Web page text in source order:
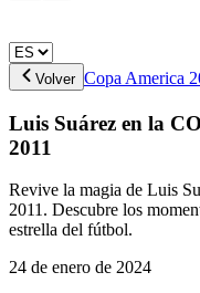
Volver Copa America
Luis Suárez en la
2011
Revive la magia de Luis
2011. Descubre los
estrella del fútbol.
24 de enero de 2024